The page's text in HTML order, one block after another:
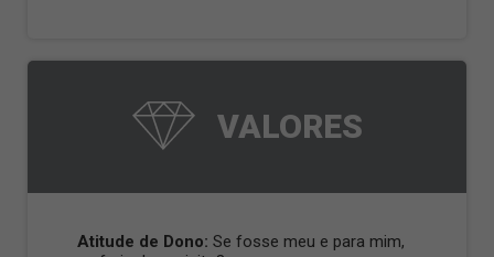
VALORES
Atitude de Dono: Se fosse meu e para mim,